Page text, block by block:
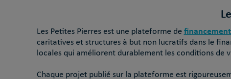
Les Petites Pierres est une plateforme de
caritatives et structures à but non lucratifs dans le
locales qui améliorent durablement les conditions de
Chaque projet publié sur la plateforme est